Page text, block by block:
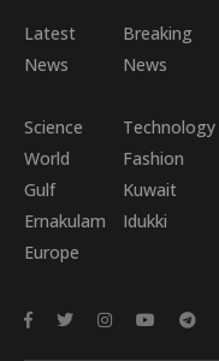
Latest
News
Breaking
News
Science
World
Technology
Fashion
Gulf
Kuwait
Ernakulam
Idukki
Europe